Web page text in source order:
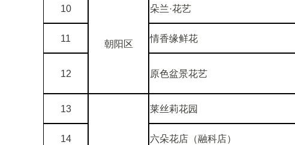
10
朝阳区
朵兰·花艺
11 情香缘鲜花
12 原色盆景花艺
13 莱丝莉花园
14 六朵花店（融科店）